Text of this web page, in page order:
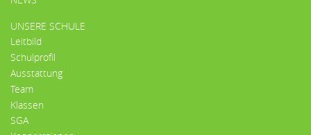
UNSERE SCHULE
Leitbild
Schulprofil
Ausstattung
Team
Klassen
SGA